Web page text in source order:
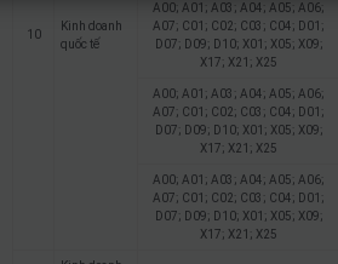
10
Kinh doanh
quốc tế
A00; A01; A03; A04; A05; A06;
A07; C01; C02; C03; C04; D01;
D07; D09; D10; X01; X05; X09;
X17; X21; X25
A00; A01; A03; A04; A05; A06;
A07; C01; C02; C03; C04; D01;
D07; D09; D10; X01; X05; X09;
X17; X21; X25
A00; A01; A03; A04; A05; A06;
A07; C01; C02; C03; C04; D01;
D07; D09; D10; X01; X05; X09;
X17; X21; X25